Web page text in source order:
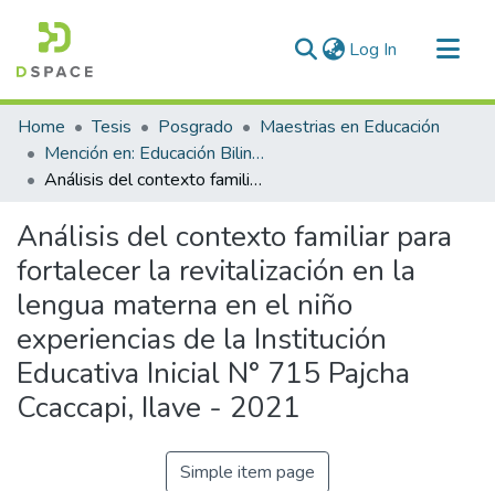
Log In (current)
Communities & Collections
All of DSpace
Statistics
Home Tesis Posgrado
Maestrias en Educación
Mención en: Educación Bilingue Intercultural y Gerencia Educativa
Análisis del contexto familiar para fortalecer la revitalización en la lengua materna en el niño experiencias de la Institución Educativa Inicial N° 715 Pajcha Ccaccapi, Ilave - 2021
Análisis del contexto familiar para
fortalecer la revitalización en la
lengua materna en el niño
experiencias de la Institución
Educativa Inicial N° 715 Pajcha
Ccaccapi, Ilave - 2021
Simple item page